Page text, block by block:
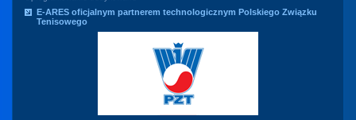
E-ARES oficjalnym partnerem technologicznym Polskiego Związku
Tenisowego